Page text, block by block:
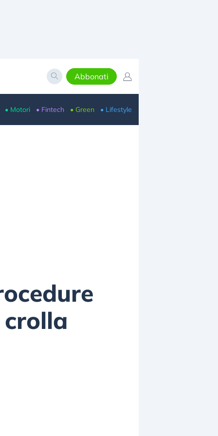
Abbonati
• Motori • Fintech • Green • Lifestyle